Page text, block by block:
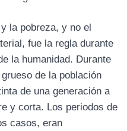
la pobreza, y no el
fue la regla durante
la humanidad. Durante
de la población
de una generación a
y corta. Los periodos de
casos, eran